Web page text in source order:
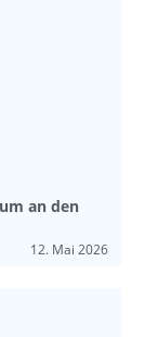
an den
12. Mai 2026